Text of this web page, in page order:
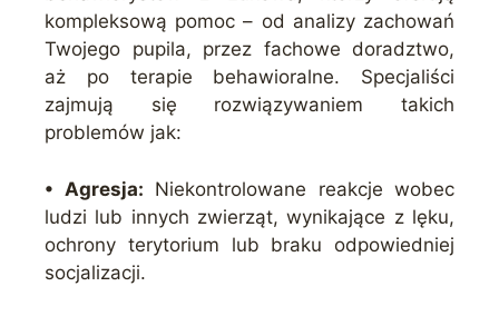
kompleksową pomoc – od analizy zachowań
Twojego pupila, przez fachowe doradztwo,
aż po terapie behawioralne. Specjaliści
zajmują się rozwiązywaniem takich
problemów jak:
• Agresja: Niekontrolowane reakcje wobec
ludzi lub innych zwierząt, wynikające z lęku,
ochrony terytorium lub braku odpowiedniej
socjalizacji.